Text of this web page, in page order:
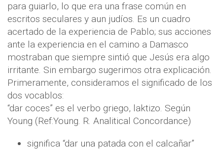
para guiarlo, lo que era una frase común en
escritos seculares y aun judíos. Es un cuadro
acertado de la experiencia de Pablo; sus acciones
ante la experiencia en el camino a Damasco
mostraban que siempre sintió que Jesús era algo
irritante. Sin embargo sugerimos otra explicación.
Primeramente, consideramos el significado de los
dos vocablos:
“dar coces” es el verbo griego, laktizo. Según
Young (Ref:Young. R. Analitical Concordance)
significa “dar una patada con el calcañar”